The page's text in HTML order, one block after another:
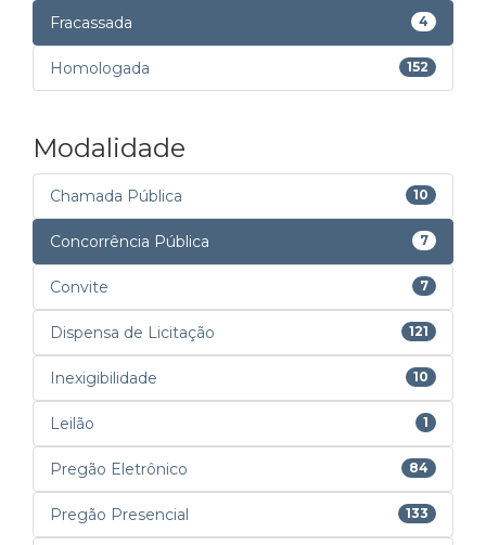
Fracassada 4
Homologada 152
Modalidade
Chamada Pública 10
Concorrência Pública 7
Convite 7
Dispensa de Licitação 121
Inexigibilidade 10
Leilão 1
Pregão Eletrônico 84
Pregão Presencial 133